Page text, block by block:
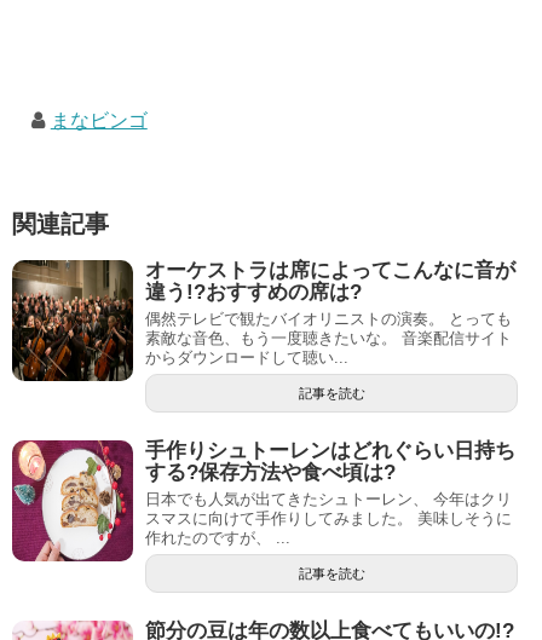
まなビンゴ
関連記事
オーケストラは席によってこんなに音が
違う!?おすすめの席は?
偶然テレビで観たバイオリニストの演奏。 とっても
素敵な音色、もう一度聴きたいな。 音楽配信サイト
からダウンロードして聴い...
記事を読む
手作りシュトーレンはどれぐらい日持ち
する?保存方法や食べ頃は?
日本でも人気が出てきたシュトーレン、 今年はクリ
スマスに向けて手作りしてみました。 美味しそうに
作れたのですが、 ...
記事を読む
節分の豆は年の数以上食べてもいいの!?